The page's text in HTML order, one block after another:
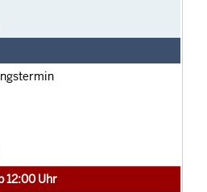
12:00 Uhr